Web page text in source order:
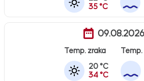
35 °C
09.08.2026
Temp. zraka
20 °C
34 °C